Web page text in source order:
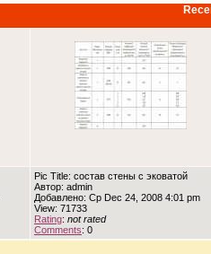
Pic Title: состав стены с эковатой
Автор: admin
Добавлено: Ср Dec 24, 2008 4:01 pm
View: 71733
Rating: not rated
Comments: 0